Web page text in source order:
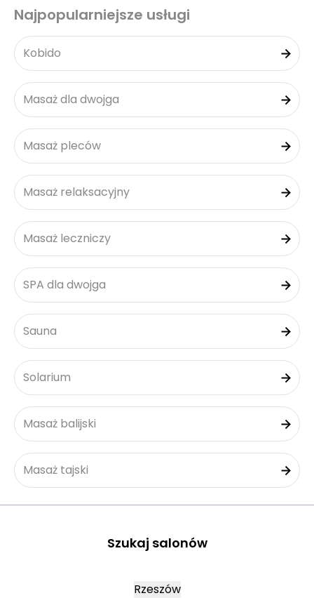
Najpopularniejsze usługi
Kobido
Masaż dla dwojga
Masaż pleców
Masaż relaksacyjny
Masaż leczniczy
SPA dla dwojga
Sauna
Solarium
Masaż balijski
Masaż tajski
Szukaj salonów
Rzeszów